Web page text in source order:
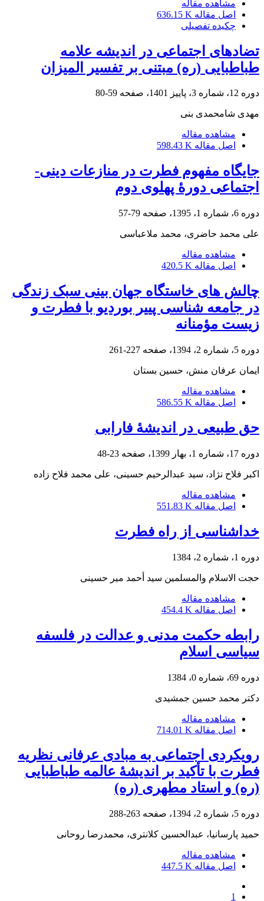
مشاهده مقاله
اصل مقاله 636.15 K
چکیده تفصیلی
تضادهای اجتماعی در اندیشه علامه
طباطبایی (ره) مبتنی بر تفسیر المیزان
دوره 12، شماره 3، پاییز 1401، صفحه 59-80
مهدی شامحمدی بنی
مشاهده مقاله
اصل مقاله 598.43 K
جایگاه مفهوم فطرت در منازعات دینی-
اجتماعی دورۀ پهلوی دوم
دوره 6، شماره 1، 1395، صفحه 79-57
علی محمد حاضری، محمد ملاعباسی
مشاهده مقاله
اصل مقاله 420.5 K
چالش های خاستگاه جهان بینی سبک زندگی
در جامعه شناسی پییر بوردیو با فطرت و
زیست مؤمنانه
دوره 5، شماره 2، 1394، صفحه 227-261
ایمان عرفان منش، حسین بستان
مشاهده مقاله
اصل مقاله 586.55 K
حق طبیعی در اندیشۀ فارابی
دوره 17، شماره 1، بهار 1399، صفحه 23-48
اکبر فلاح نژاد، سید عبدالرحیم حسینی، علی محمد فلاح زاده
مشاهده مقاله
اصل مقاله 551.83 K
خداشناسی از راه فطرت
دوره 1، شماره 2، 1384
حجت الاسلام والمسلمین سید أحمد میر حسینى
مشاهده مقاله
اصل مقاله 454.4 K
رابطه حکمت مدنی و عدالت در فلسفه
سیاسی اسلام
دوره 69، شماره 0، 1384
دکتر محمد حسین جمشیدی
مشاهده مقاله
اصل مقاله 714.01 K
رویکردی اجتماعی به مبادی عرفانی نظریه
فطرت با تأکید بر اندیشۀ عالمه طباطبایی
(ره) و استاد مطهری (ره)
دوره 5، شماره 2، 1394، صفحه 263-288
حمید پارسانیا، عبدالحسین کلانتری، محمدرضا روحانی
مشاهده مقاله
اصل مقاله 447.5 K
1